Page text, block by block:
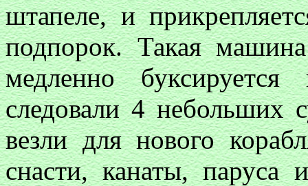
штапеле, и
подпорок. Такая
медленно
следовали 4 небольших
везли для нового
снасти, канаты, паруса